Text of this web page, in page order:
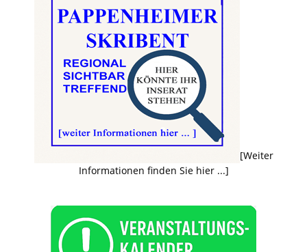
[Weiter
Informationen finden Sie hier ...]